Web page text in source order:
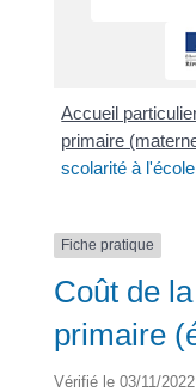
Accueil
primaire
scolarité à
Fiche pratique
Coût de
primaire
Vérifié le 03/11/